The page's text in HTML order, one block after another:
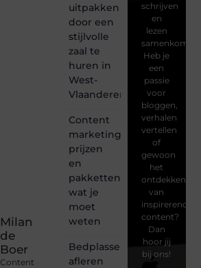
Milan
de
Boer
Content
uitpakken
door een
stijlvolle
zaal te
huren in
West-
Vlaanderen
Content
marketing
prijzen
en
pakketten:
wat je
moet
weten
Bedplassen
afleren
schrijven
en
lezen
samenkomen.
Heb je
een
passie
voor
bloggen,
verhalen
vertellen
of
gewoon
het
ontdekken
van
inspirerende
content?
Dan
hoor jij
bij ons!